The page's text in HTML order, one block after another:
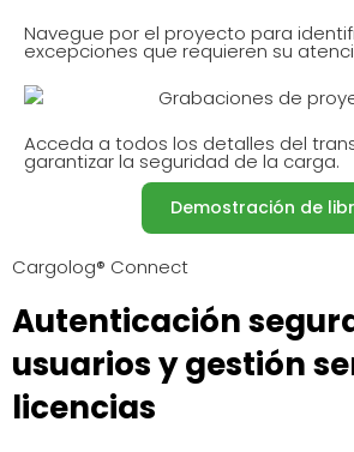
Navegue por el proyecto para
excepciones que requieren su
Acceda a todos los detalles del
garantizar la seguridad de la carga.
Demostración de
Cargolog® Connect
Autenticación
usuarios y gestión
licencias